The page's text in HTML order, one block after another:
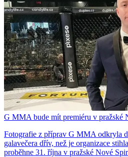
G MMA bude mít premiéru v pražské
Fotografie z příprav G MMA odkryla
galavečera dřív, než je organizace
proběhne 31. října v pražské Nové